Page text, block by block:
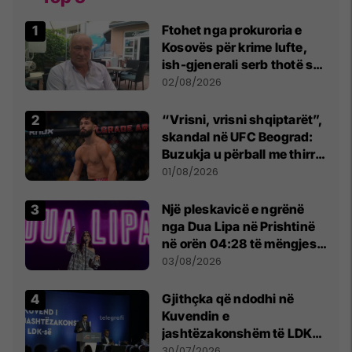
Ftohet nga prokuroria e
Kosovës për krime lufte,
ish-gjenerali serb thotë se
dikush e tradhtoi në
02/08/2026
“Vrisni, vrisni shqiptarët”,
skandal në UFC Beograd:
Buzukja u përball me thirrje
anti-shqiptare nga
01/08/2026
Një pleskavicë e ngrënë
nga Dua Lipa në Prishtinë
në orën 04:28 të mëngjesit
- dhe bota digjitale serbe
03/08/2026
Gjithçka që ndodhi në
Kuvendin e
jashtëzakonshëm të LDK-